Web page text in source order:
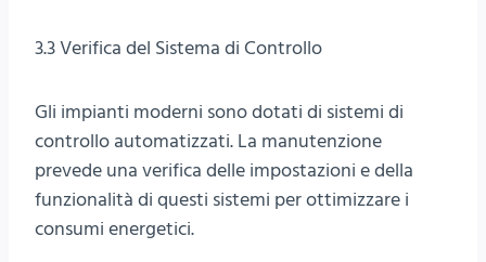
3.3 Verifica del Sistema di Controllo
Gli impianti moderni sono dotati di sistemi di
controllo automatizzati. La manutenzione
prevede una verifica delle impostazioni e della
funzionalità di questi sistemi per ottimizzare i
consumi energetici.